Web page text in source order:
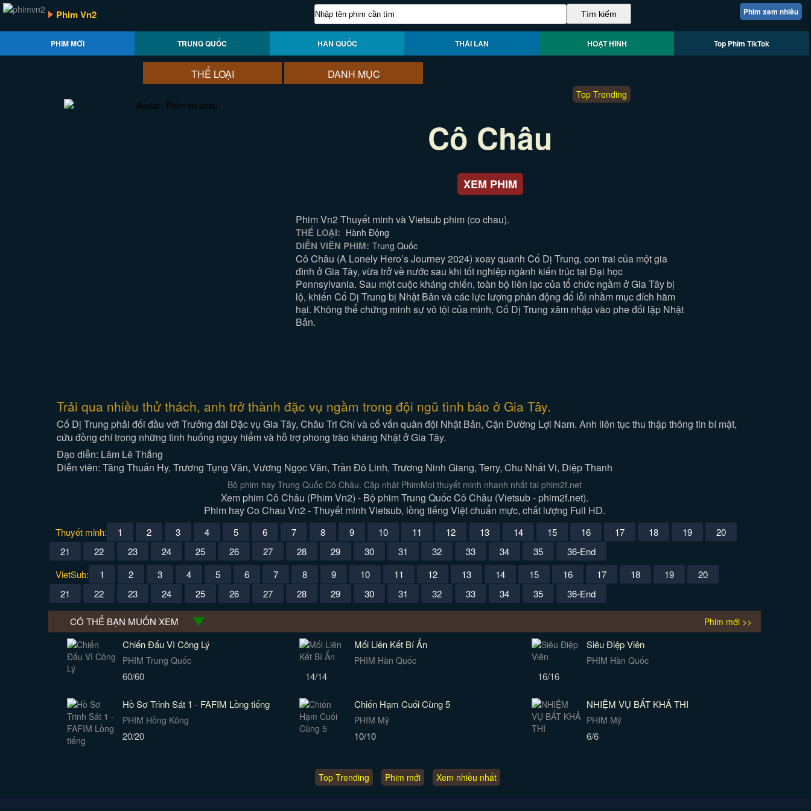
Phim xem nhiều
Phim Vn2
PHIM MỚI TRUNG QUỐC HÀN QUỐC THÁI LAN HOẠT HÌNH Top Phim TikTok
THỂ LOẠI DANH MỤC
Top Trending
Cô Châu
XEM PHIM
Phim Vn2 Thuyết minh và Vietsub phim (co chau).
THỂ LOẠI: Hành Động
DIỄN VIÊN PHIM: Trung Quốc
Cô Châu (A Lonely Hero’s Journey 2024) xoay quanh Cố Dị Trung, con trai của một gia
đình ở Gia Tây, vừa trở về nước sau khi tốt nghiệp ngành kiến trúc tại Đại học
Pennsylvania. Sau một cuộc kháng chiến, toàn bộ liên lạc của tổ chức ngầm ở Gia Tây bị
lộ, khiến Cố Dị Trung bị Nhật Bản và các lực lượng phản động đổ lỗi nhằm mục đích hãm
hại. Không thể chứng minh sự vô tội của mình, Cố Dị Trung xâm nhập vào phe đối lập Nhật
Bản.
Trải qua nhiều thử thách, anh trở thành đặc vụ ngầm trong đội ngũ tình báo ở Gia Tây.
Cố Dị Trung phải đối đầu với Trưởng đài Đặc vụ Gia Tây, Châu Tri Chí và cố vấn quân đội Nhật Bản, Cận Đường Lợi Nam. Anh liên tục thu thập thông tin bí mật,
cứu đồng chí trong những tình huống nguy hiểm và hỗ trợ phong trào kháng Nhật ở Gia Tây.
Đạo diễn: Lâm Lê Thắng
Diễn viên: Tăng Thuấn Hy, Trương Tụng Văn, Vương Ngọc Văn, Trần Đô Linh, Trương Ninh Giang, Terry, Chu Nhất Vi, Diệp Thanh
Bộ phim hay Trung Quốc Cô Châu. Cập nhật PhimMoi thuyết minh nhanh nhất tại phim2f.net
Xem phim Cô Châu (Phim Vn2) - Bộ phim Trung Quốc Cô Châu (Vietsub - phim2f.net).
Phim hay Co Chau Vn2 - Thuyết minh Vietsub, lồng tiếng Việt chuẩn mực, chất lượng Full HD.
Thuyết minh: 1 2 3 4 5 6 7 8 9 10 11 12 13 14 15 16 17 18 19
20
21
22 23 24 25 26 27 28 29 30 31 32 33 34 35
36-End
VietSub:
1 2 3 4 5 6 7 8 9 10 11 12 13 14 15 16 17 18 19
20
21
22 23 24 25 26 27 28 29 30 31 32 33 34 35 36-End
CÓ THỂ BẠN MUỐN XEM Phim mới >>
Chiến Đấu Vì Công Lý
PHIM Trung Quốc
60/60
Mối Liên Kết Bí Ẩn
PHIM Hàn Quốc
14/14
Siêu Điệp Viên
PHIM Hàn Quốc
16/16
Hồ Sơ Trinh Sát 1 - FAFIM Lồng tiếng
PHIM Hồng Kông
20/20
Chiến Hạm Cuối Cùng 5
PHIM Mỹ
10/10
NHIỆM VỤ BẤT KHẢ THI
PHIM Mỹ
6/6
Top Trending Phim mới Xem nhiều nhất